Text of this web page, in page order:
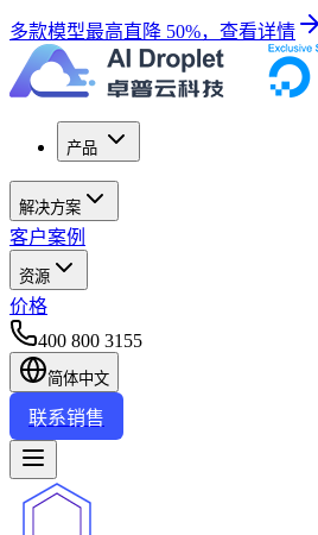
多款模型最高直降 50%，查看详情
产品
解决方案
客户案例
资源
价格
400 800 3155
简体中文
联系销售